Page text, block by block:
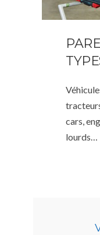
cars,
lourds…